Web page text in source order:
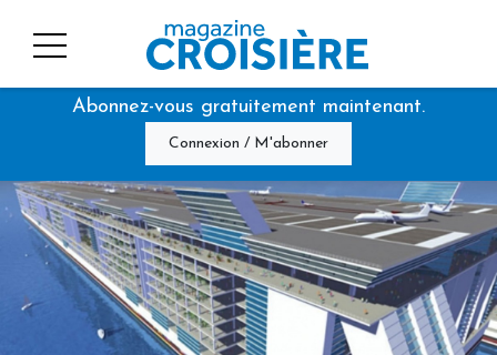
Abonnez-vous gratuitement maintenant.
Connexion / M'abonner